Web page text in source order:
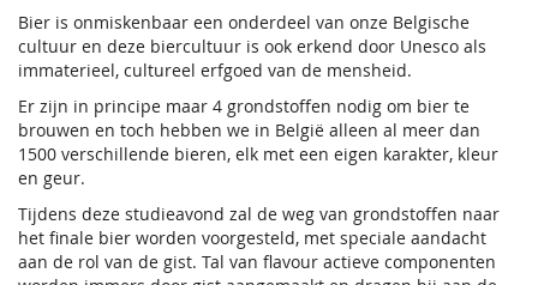
Bier is onmiskenbaar een onderdeel van onze Belgische
cultuur en deze biercultuur is ook erkend door Unesco als
immaterieel, cultureel erfgoed van de mensheid.
Er zijn in principe maar 4 grondstoffen nodig om bier te
brouwen en toch hebben we in België alleen al meer dan
1500 verschillende bieren, elk met een eigen karakter, kleur
en geur.
Tijdens deze studieavond zal de weg van grondstoffen naar
het finale bier worden voorgesteld, met speciale aandacht
aan de rol van de gist. Tal van flavour actieve componenten